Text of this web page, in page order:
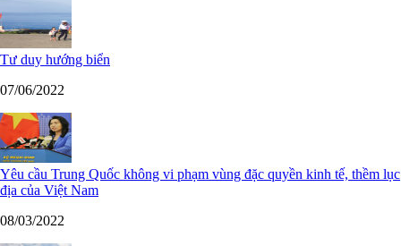
Tư duy hướng biển
07/06/2022
Yêu cầu Trung Quốc không vi phạm vùng đặc quyền kinh tế, thềm lục
địa của Việt Nam
08/03/2022